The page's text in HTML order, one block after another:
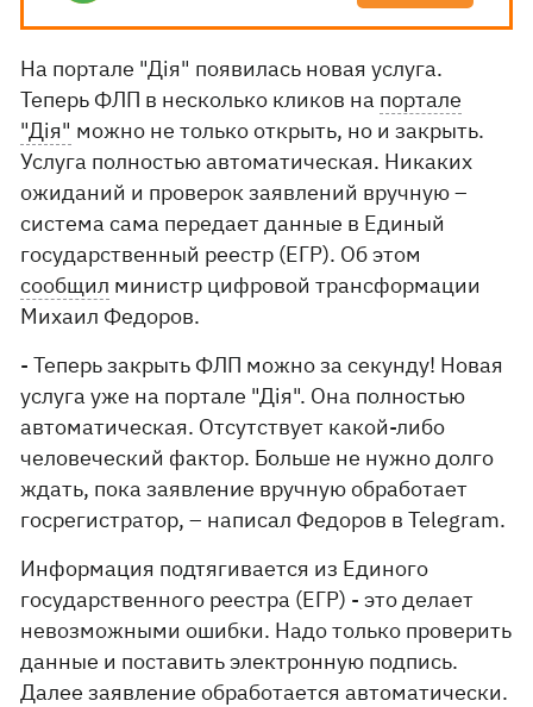
На портале "Дія" появилась новая услуга.
Теперь ФЛП в несколько кликов на портале
"Дія" можно не только открыть, но и закрыть.
Услуга полностью автоматическая. Никаких
ожиданий и проверок заявлений вручную –
система сама передает данные в Единый
государственный реестр (ЕГР). Об этом
сообщил министр цифровой трансформации
Михаил Федоров.
- Теперь закрыть ФЛП можно за секунду! Новая
услуга уже на портале "Дія". Она полностью
автоматическая. Отсутствует какой-либо
человеческий фактор. Больше не нужно долго
ждать, пока заявление вручную обработает
госрегистратор, – написал Федоров в Telegram.
Информация подтягивается из Единого
государственного реестра (ЕГР) - это делает
невозможными ошибки. Надо только проверить
данные и поставить электронную подпись.
Далее заявление обработается автоматически.